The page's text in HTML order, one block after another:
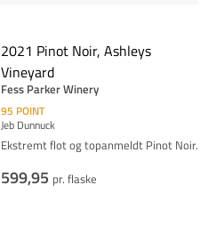
2021 Pinot Noir, Ashleys
Vineyard
Fess Parker Winery
95 POINT
Jeb Dunnuck
Ekstremt flot og topanmeldt Pinot Noir.
599,95 pr. flaske